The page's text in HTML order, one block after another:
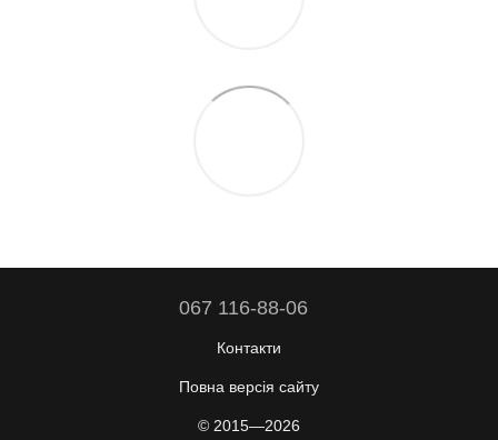
067 116-88-06
Контакти
Повна версія сайту
© 2015—2026